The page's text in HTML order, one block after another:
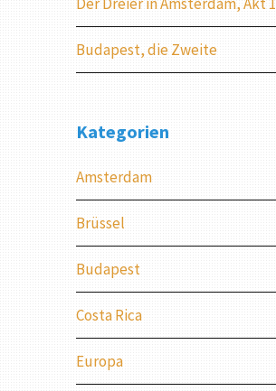
Budapest, die Zweite
Kategorien
Amsterdam
Brüssel
Budapest
Costa Rica
Europa